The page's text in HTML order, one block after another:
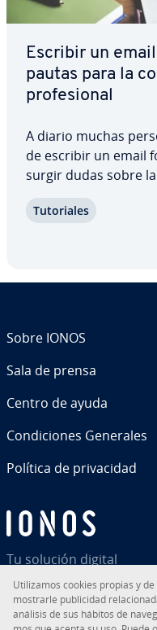
Escribir un
pautas para la
pro­fe­sio­nal
A diario muchas
de escribir un email
surgir dudas sobre
es­tru­c­tu­ra hay que
Tu­to­ria­les
Tu solución digital
Sobre IONOS
Sala de prensa
Centro de ayuda
Co­n­di­cio­nes Generales
Política de pri­va­ci­dad
Uti­li­za­mos cookies propias y
mostrarle pu­bli­ci­dad
análisis de sus hábitos de